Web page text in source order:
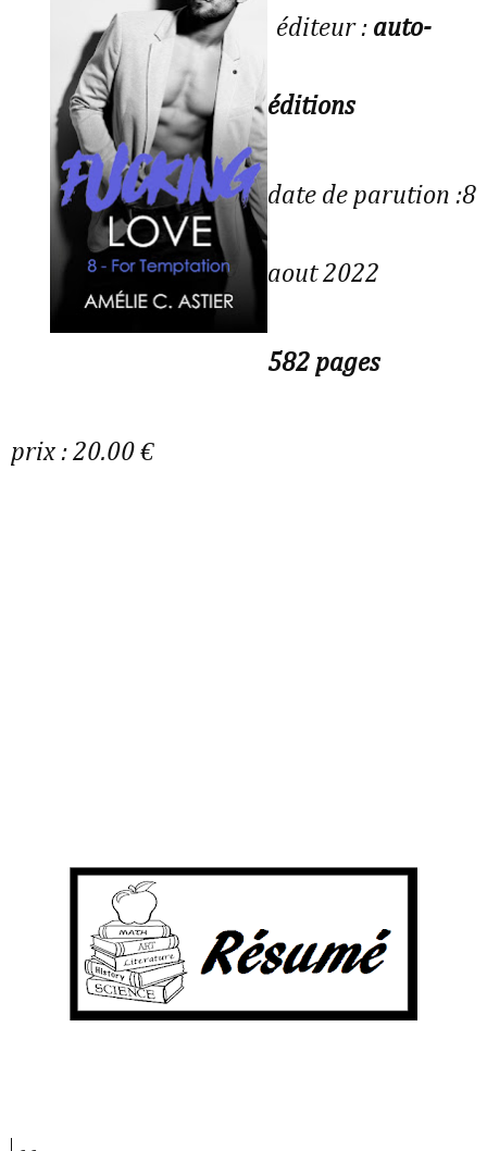
éditeur : auto-
éditions
date de parution :8
aout 2022
582 pages
prix : 20.00 €